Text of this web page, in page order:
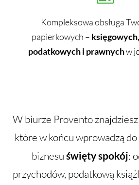
Kompleksowa obsługa
papierkowych –
podatkowych i prawnychw
W biurze Provento znajdziesz
które w końcu wprowadzą
biznesu święty spokój:
przychodów, podatkową